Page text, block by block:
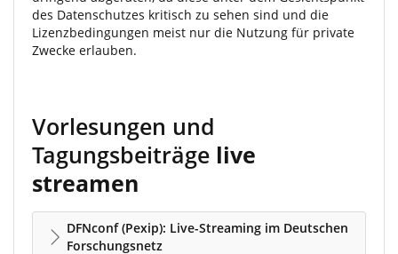
des Datenschutzes kritisch zu sehen sind und die
Lizenzbedingungen meist nur die Nutzung für private
Zwecke erlauben.
Vorlesungen und
Tagungsbeiträge live
streamen
DFNconf (Pexip): Live-Streaming im Deutschen
Forschungsnetz